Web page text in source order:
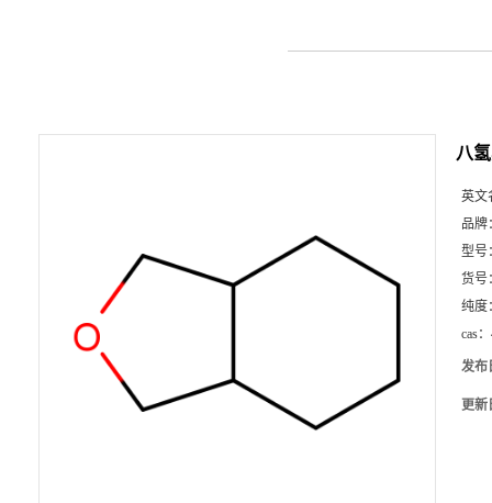
八
英文
品牌
型号
货号
纯度
cas：
发布
更新